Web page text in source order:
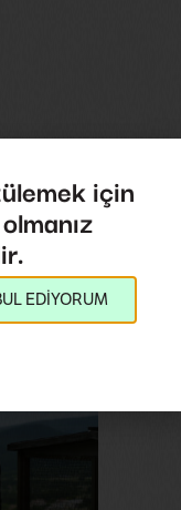
için
EDİYORUM